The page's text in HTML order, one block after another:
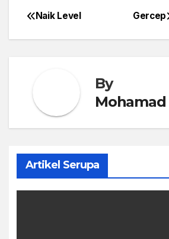
Post
navigation
Gercep
Naik Level
By
Artikel Serupa